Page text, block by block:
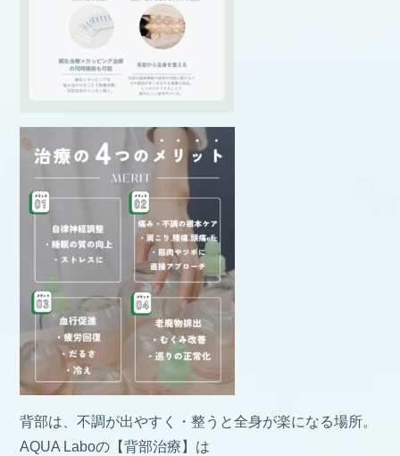
背部は、不調が出やすく・整うと全身が楽になる場所。
AQUA Laboの【背部治療】は